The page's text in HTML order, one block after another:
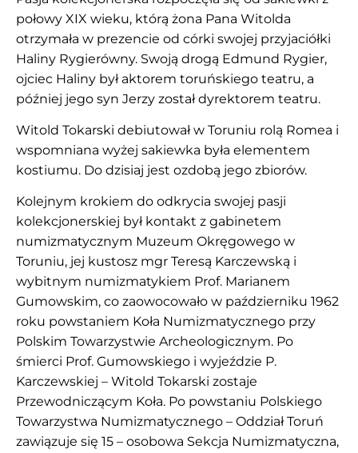
połowy XIX wieku, którą żona Pana Witolda
otrzymała w prezencie od córki swojej przyjaciółki
Haliny Rygierówny. Swoją drogą Edmund Rygier,
ojciec Haliny był aktorem toruńskiego teatru, a
później jego syn Jerzy został dyrektorem teatru.
Witold Tokarski debiutował w Toruniu rolą Romea i
wspomniana wyżej sakiewka była elementem
kostiumu. Do dzisiaj jest ozdobą jego zbiorów.
Kolejnym krokiem do odkrycia swojej pasji
kolekcjonerskiej był kontakt z gabinetem
numizmatycznym Muzeum Okręgowego w
Toruniu, jej kustosz mgr Teresą Karczewską i
wybitnym numizmatykiem Prof. Marianem
Gumowskim, co zaowocowało w październiku 1962
roku powstaniem Koła Numizmatycznego przy
Polskim Towarzystwie Archeologicznym. Po
śmierci Prof. Gumowskiego i wyjeździe P.
Karczewskiej – Witold Tokarski zostaje
Przewodniczącym Koła. Po powstaniu Polskiego
Towarzystwa Numizmatycznego – Oddział Toruń
zawiązuje się 15 – osobowa Sekcja Numizmatyczna,